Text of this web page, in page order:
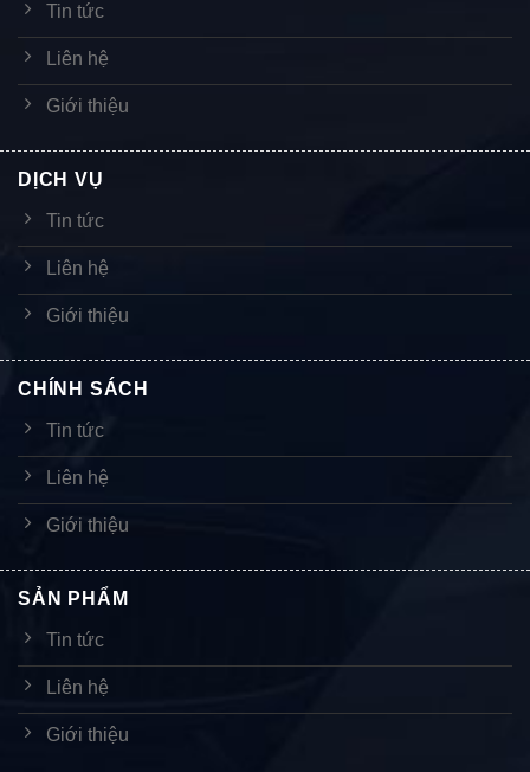
Tin tức
Liên hệ
Giới thiệu
DỊCH VỤ
Tin tức
Liên hệ
Giới thiệu
CHÍNH SÁCH
Tin tức
Liên hệ
Giới thiệu
SẢN PHẨM
Tin tức
Liên hệ
Giới thiệu